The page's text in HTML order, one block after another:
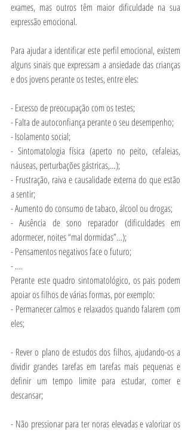
exames, mas outros têm maior dificuldade na sua
expressão emocional.
Para ajudar a identificar este perfil emocional, existem
alguns sinais que expressam a ansiedade das crianças
e dos jovens perante os testes, entre eles:
- Excesso de preocupação com os testes;
- Falta de autoconfiança perante o seu desempenho;
- Isolamento social;
- Sintomatologia física (aperto no peito, cefaleias,
náuseas, perturbações gástricas,…);
- Frustração, raiva e causalidade externa do que estão
a sentir;
- Aumento do consumo de tabaco, álcool ou drogas;
- Ausência de sono reparador (dificuldades em
adormecer, noites “mal dormidas”…);
- Pensamentos negativos face o futuro;
- ….
Perante este quadro sintomatológico, os pais podem
apoiar os filhos de várias formas, por exemplo:
- Permanecer calmos e relaxados quando falarem com
eles;
- Rever o plano de estudos dos filhos, ajudando-os a
dividir grandes tarefas em tarefas mais pequenas e
definir um tempo limite para estudar, comer e
descansar;
- Não pressionar para ter noras elevadas e valorizar os